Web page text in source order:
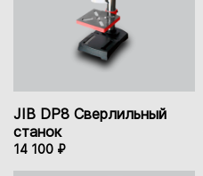
JIB DP8 Сверлильный
станок
14 100 ₽